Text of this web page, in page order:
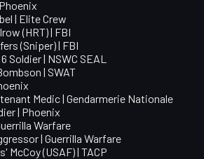
| Elite Crew
(HRT) | FBI
(Sniper) | FBI
Soldier | NSWC SEAL
| SWAT
Medic | Gendarmerie Nationale
| Phoenix
Warfare
| Guerrilla Warfare
McCoy (USAF) | TACP